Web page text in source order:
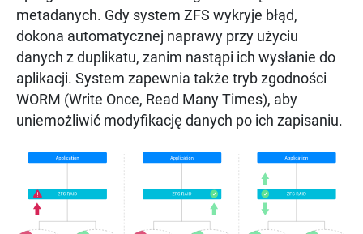
metadanych. Gdy system ZFS wykryje błąd,
dokona automatycznej naprawy przy użyciu
danych z duplikatu, zanim nastąpi ich wysłanie do
aplikacji. System zapewnia także tryb zgodności
WORM (Write Once, Read Many Times), aby
uniemożliwić modyfikację danych po ich zapisaniu.